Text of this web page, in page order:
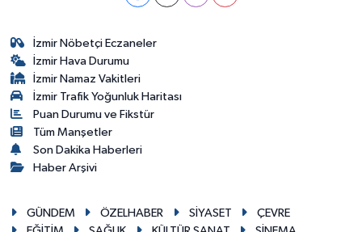
İzmir Nöbetçi Eczaneler
İzmir Hava Durumu
İzmir Namaz Vakitleri
İzmir Trafik Yoğunluk Haritası
Puan Durumu ve Fikstür
Tüm Manşetler
Son Dakika Haberleri
Haber Arşivi
GÜNDEM ÖZELHABER SİYASET
ÇEVRE